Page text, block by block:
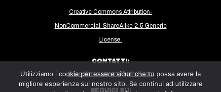
SEARCH
Creative Commons Attribution-
NonCommercial-ShareAlike 2.5 Generic
License.
CONTATTI:
milanoinmovimento@gmail.com
SEGUICI SU:
Utilizziamo i cookie per essere sicuri che tu possa avere la
migliore esperienza sul nostro sito. Se continui ad utilizzare